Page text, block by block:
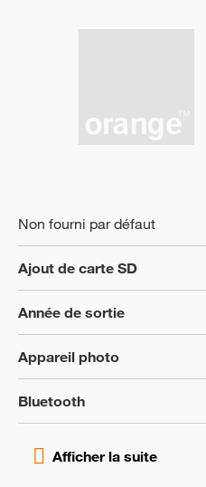
Non fourni par défaut
Ajout de carte SD
Année de sortie
Appareil photo
Bluetooth